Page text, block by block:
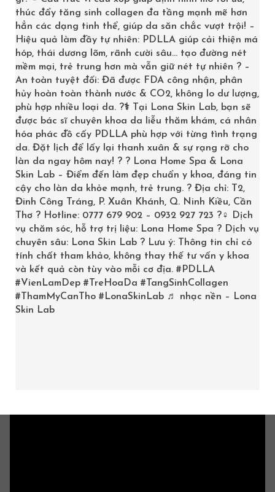
Bảo quản nơi thoáng mát, tránh nhiệt độ cao, tránh
thay đổi nhiệt độ đột ngột, tránh ánh nắng trực tiếp,
tránh nơi có độ ẩm cao. Trong trường hợp chưa có nhu
cầu sử dụng có thể để trong ngăn mát tủ lạnh 2-8 độ C
Tham khảo thêm các dòng
Sản phẩm của
Mediworld
để chọn lựa cho mình dòng chăm sóc
da phù hợp. Đặc biệt với làn da bị mụn, yếu… cần
phục hồi và điều trị nên chọn lựa những
mỹ phẩm
sinh học
. Các sản phẩm sinh học như Sữa rửa mặt,
kem chống nắng , tẩy tế bào chết
serum trị mụn
acnec gen,….. hoàn toàn hỗ trợ quá trình điều trị
mụndiễn ra nhanh chóng và hiệu quả nhất!
thúc đẩy tăng sinh collagen đa tầng mạnh mẽ hơn
hẳn các dạng tinh thể, giúp da săn chắc vượt trội! –
Hiệu quả làm đầy tự nhiên: PDLLA giúp cải thiện má
hóp, thái dương lõm, rãnh cười sâu… tạo đường nét
mềm mại, trẻ trung hơn mà vẫn giữ nét tự nhiên ? –
An toàn tuyệt đối: Đã được FDA công nhận, phân
hủy hoàn toàn thành nước & CO2, không lo dư lượng,
phù hợp nhiều loại da. ?‍⚕️ Tại Lona Skin Lab, bạn sẽ
được bác sĩ chuyên khoa da liễu thăm khám, cá nhân
hóa phác đồ cấy PDLLA phù hợp với từng tình trạng
da. Đặt lịch để lấy lại thanh xuân & sự rạng rỡ cho
làn da ngay hôm nay! ? ? Lona Home Spa & Lona
Skin Lab – Điểm đến làm đẹp chuẩn y khoa, đáng tin
cậy cho làn da khỏe mạnh, trẻ trung. ? Địa chỉ: T2,
Đinh Công Tráng, P. Xuân Khánh, Q. Ninh Kiều, Cần
Thơ ? Hotline: 0777 679 902 – 0932 927 723 ?‍♀️ Dịch
vụ chăm sóc, hỗ trợ trị liệu: Lona Home Spa ? Dịch vụ
chuyên sâu: Lona Skin Lab ? Lưu ý: Thông tin chỉ có
tính chất tham khảo, không thay thế tư vấn y khoa
và kết quả còn tùy vào mỗi cơ địa. #PDLLA
#VienLamDep #TreHoaDa #TangSinhCollagen
#ThamMyCanTho #LonaSkinLab ♬ nhạc nền – Lona
Skin Lab